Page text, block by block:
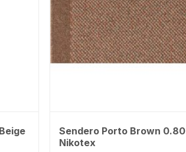
Sendero Porto Brown 0.80
Nikotex